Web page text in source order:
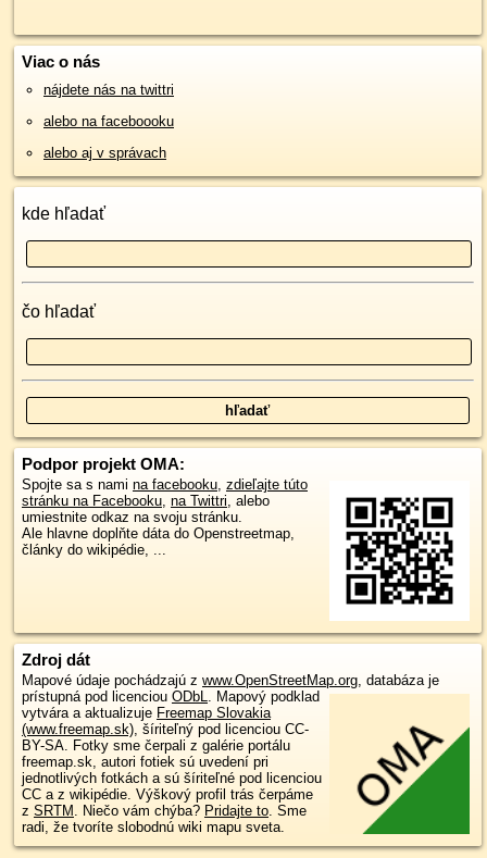
Viac o nás
nájdete nás na twittri
alebo na faceboooku
alebo aj v správach
kde hľadať
čo hľadať
Podpor projekt OMA:
Spojte sa s nami na facebooku, zdieľajte túto
stránku na Facebooku, na Twittri, alebo
umiestnite odkaz na svoju stránku.
Ale hlavne doplňte dáta do Openstreetmap,
články do wikipédie, ...
Zdroj dát
Mapové údaje pochádzajú z www.OpenStreetMap.org, databáza je
prístupná pod licenciou ODbL. Mapový podklad
vytvára a aktualizuje Freemap Slovakia
(www.freemap.sk), šíriteľný pod licenciou CC-
BY-SA. Fotky sme čerpali z galérie portálu
freemap.sk, autori fotiek sú uvedení pri
jednotlivých fotkách a sú šíriteľné pod licenciou
CC a z wikipédie. Výškový profil trás čerpáme
z SRTM . Niečo vám chýba? Pridajte to. Sme
radi, že tvoríte slobodnú wiki mapu sveta.